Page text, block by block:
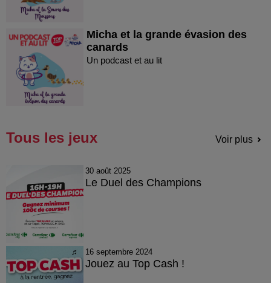
Micha et la grande évasion des
canards
Un podcast et au lit
Tous les jeux Voir plus
30 août 2025
Le Duel des Champions
16 septembre 2024
Jouez au Top Cash !